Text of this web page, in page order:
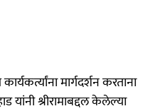
कार्यकर्त्यांना मार्गदर्शन करताना
यांनी श्रीरामाबद्दल केलेल्या